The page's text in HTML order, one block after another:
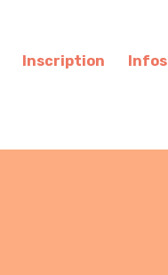
Inscription Infos